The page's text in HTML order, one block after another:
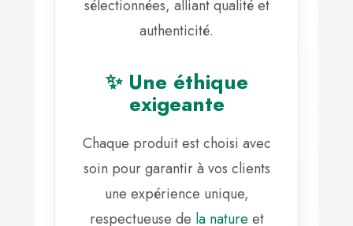
sélectionnées, alliant qualité et
authenticité.
✨ Une éthique
exigeante
Chaque produit est choisi avec
soin pour garantir à vos clients
une expérience unique,
respectueuse de la nature et